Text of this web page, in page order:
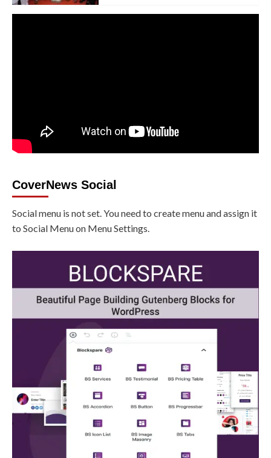
CoverNews Social
Social menu is not set. You need to create menu and assign it
to Social Menu on Menu Settings.